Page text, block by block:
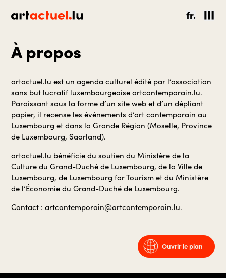
fr.
À propos
artactuel.lu est un agenda culturel édité par l’association
sans but lucratif luxembourgeoise artcontemporain.lu.
Paraissant sous la forme d’un site web et d’un dépliant
papier, il recense les événements d’art contemporain au
Luxembourg et dans la Grande Région (Moselle, Province
de Luxembourg, Saarland).
artactuel.lu bénéficie du soutien du Ministère de la
Culture du Grand-Duché de Luxembourg, de la Ville de
Luxembourg, de Luxembourg for Tourism et du Ministère
de l’Économie du Grand-Duché de Luxembourg.
Contact : artcontemporain@artcontemporain.lu.
Ouvrir le plan